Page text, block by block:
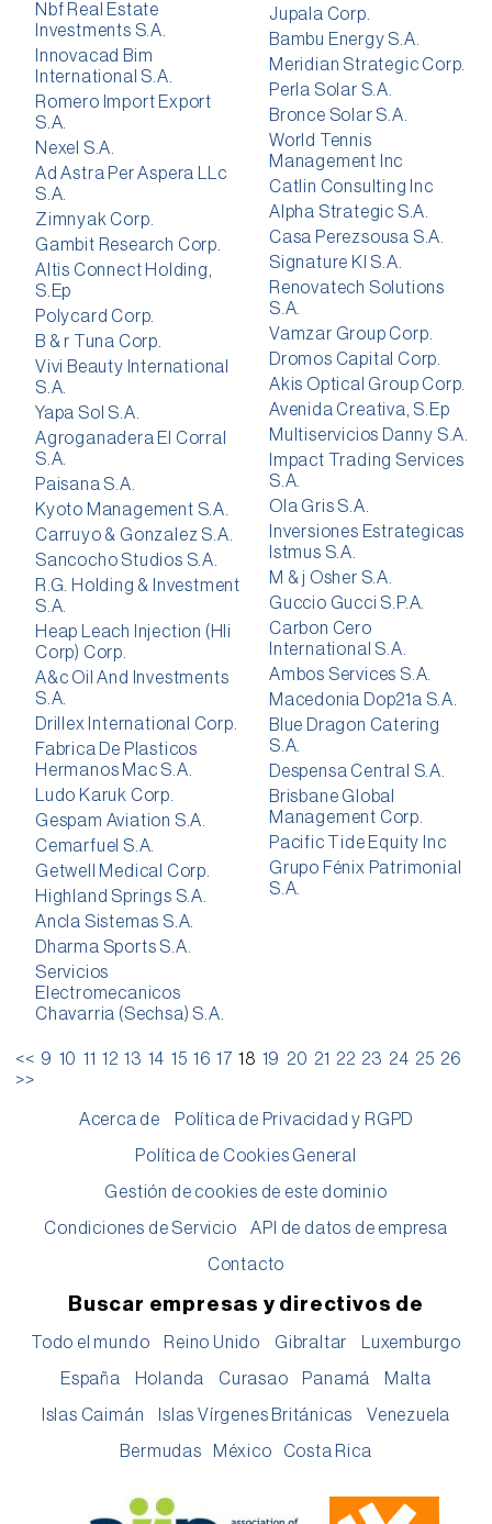
Nbf Real Estate
Investments S.A.
Innovacad Bim
International S.A.
Romero Import Export
S.A.
Nexel S.A.
Ad Astra Per Aspera LLc
S.A.
Zimnyak Corp.
Gambit Research Corp.
Altis Connect Holding,
S.Ep
Polycard Corp.
B & r Tuna Corp.
Vivi Beauty International
S.A.
Yapa Sol S.A.
Agroganadera El Corral
S.A.
Paisana S.A.
Kyoto Management S.A.
Carruyo & Gonzalez S.A.
Sancocho Studios S.A.
R.G. Holding & Investment
S.A.
Heap Leach Injection (Hli
Corp) Corp.
A&c Oil And Investments
S.A.
Drillex International Corp.
Fabrica De Plasticos
Hermanos Mac S.A.
Ludo Karuk Corp.
Gespam Aviation S.A.
Cemarfuel S.A.
Getwell Medical Corp.
Highland Springs S.A.
Ancla Sistemas S.A.
Dharma Sports S.A.
Servicios
Electromecanicos
Chavarria (Sechsa) S.A.
Jupala Corp.
Bambu Energy S.A.
Meridian Strategic Corp.
Perla Solar S.A.
Bronce Solar S.A.
World Tennis
Management Inc
Catlin Consulting Inc
Alpha Strategic S.A.
Casa Perezsousa S.A.
Signature Kl S.A.
Renovatech Solutions
S.A.
Vamzar Group Corp.
Dromos Capital Corp.
Akis Optical Group Corp.
Avenida Creativa, S.Ep
Multiservicios Danny S.A.
Impact Trading Services
S.A.
Ola Gris S.A.
Inversiones Estrategicas
Istmus S.A.
M & j Osher S.A.
Guccio Gucci S.P.A.
Carbon Cero
International S.A.
Ambos Services S.A.
Macedonia Dop21a S.A.
Blue Dragon Catering
S.A.
Despensa Central S.A.
Brisbane Global
Management Corp.
Pacific Tide Equity Inc
Grupo Fénix Patrimonial
S.A.
<< 9 10 11 12 13 14 15 16 17 18 19 20 21 22 23 24 25 26
>>
Acerca de Política de Privacidad y RGPD
Política de Cookies General
Gestión de cookies de este dominio
Condiciones de Servicio API de datos de empresa
Contacto
Buscar empresas y directivos de
Todo el mundo Reino Unido Gibraltar Luxemburgo
España Holanda Curasao Panamá Malta
Islas Caimán Islas Vírgenes Británicas Venezuela
Bermudas México Costa Rica